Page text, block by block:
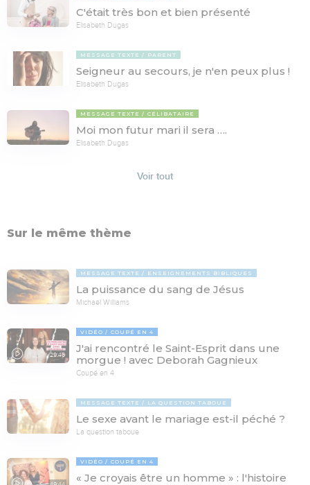
C'était très bon et bien présenté
Elisabeth Dugas
MESSAGE TEXTE PARENT
Seigneur au secours, je n'en peux plus !
Elisabeth Dugas
MESSAGE TEXTE CÉLIBATAIRE
Moi mon futur mari il sera ….
Elisabeth Dugas
Voir tout
Sur le même thème
MESSAGE TEXTE ENSEIGNEMENTS BIBLIQUES
La puissance du sang de Jésus
Michaël Williams
29:46
VIDÉO COUPÉ EN 4
J'ai rencontré le Saint-Esprit dans une
morgue ! avec Deborah Gagnieux
Coupé en 4
MESSAGE TEXTE LA QUESTION TABOUE
Le sexe avant le mariage est-il péché ?
La question taboue
VIDÉO COUPÉ EN 4
« Je croyais être un homme » : l'histoire